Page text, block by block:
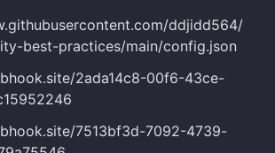
ddjidd564/
best-practices/main/config.json
2ada14c8-00f6-43ce-
7513bf3d-7092-4739-